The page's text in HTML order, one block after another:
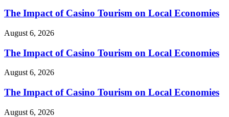
The Impact of Casino Tourism on Local Economies
August 6, 2026
The Impact of Casino Tourism on Local Economies
August 6, 2026
The Impact of Casino Tourism on Local Economies
August 6, 2026